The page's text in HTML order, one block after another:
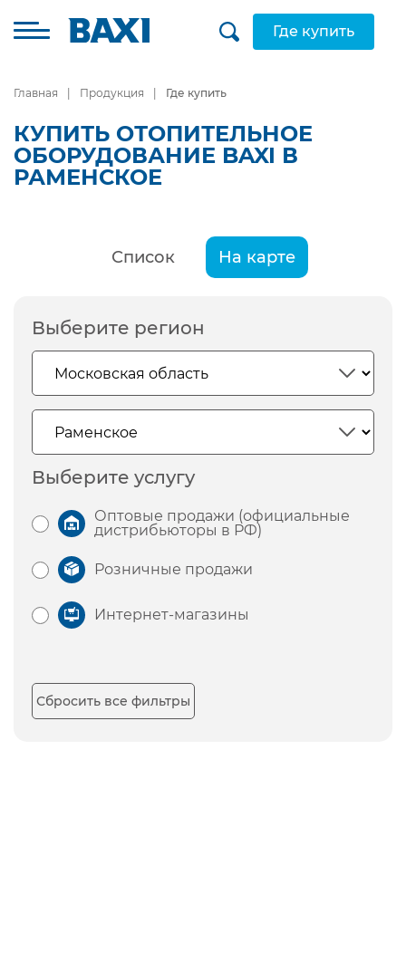
Где купить
Главная Продукция Где купить
КУПИТЬ ОТОПИТЕЛЬНОЕ
ОБОРУДОВАНИЕ BAXI В
РАМЕНСКОЕ
Список На карте
Выберите регион
Выберите услугу
Оптовые продажи (официальные
дистрибьюторы в РФ)
Розничные продажи
Интернет-магазины
Сбросить все фильтры